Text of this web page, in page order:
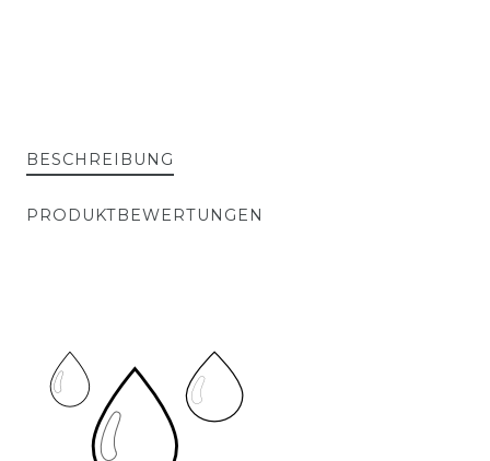
BESCHREIBUNG
PRODUKTBEWERTUNGEN